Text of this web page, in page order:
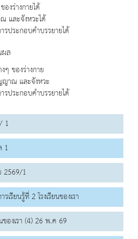
งร่างกายได้
และจังหวะได้
ประกอบคำบรรยายได้
ล
ๆ ของร่างกาย
าณ และจังหวะ
ประกอบคำบรรยายได้
1
1
2569/1
เรียนรู้ที่ 2 โรงเรียนของเรา
ของเรา (4) 26 พ.ค 69